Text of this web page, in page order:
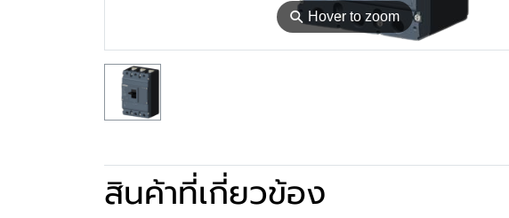
⚲ Hover to zoom
สินค้าที่เกี่ยวข้อง